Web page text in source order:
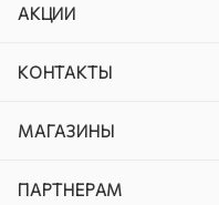
АКЦИИ
КОНТАКТЫ
МАГАЗИНЫ
ПАРТНЕРАМ